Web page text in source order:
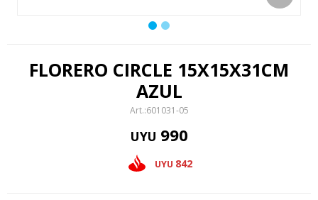
FLORERO CIRCLE 15X15X31CM
AZUL
601031-05
UYU 990
UYU 842